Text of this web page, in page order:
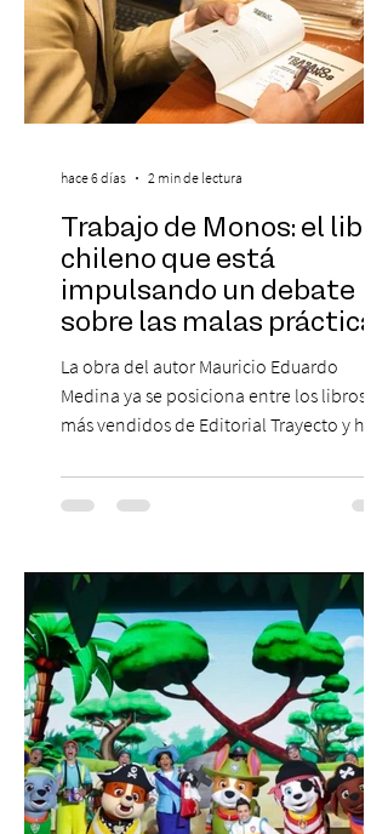
Trabajo de Monos: el libro
chileno que está
impulsando un debate
sobre las malas prácticas
laborales y el futuro del
trabajo
La obra del autor Mauricio Eduardo
Medina ya se posiciona entre los libros
más vendidos de Editorial Trayecto y ha
para mejorar los procesos de selección
laboral en Chile. En un contexto donde el
experiencias laborales forman parte de la
realidad de miles de trabajadores, Trabajo
de Monos – Reflexiones de la Selva
Corporativa, del autor Mauricio Eduardo
Medina, ha trascendido el ámbito editorial
hace 6 días 2 min de lectura